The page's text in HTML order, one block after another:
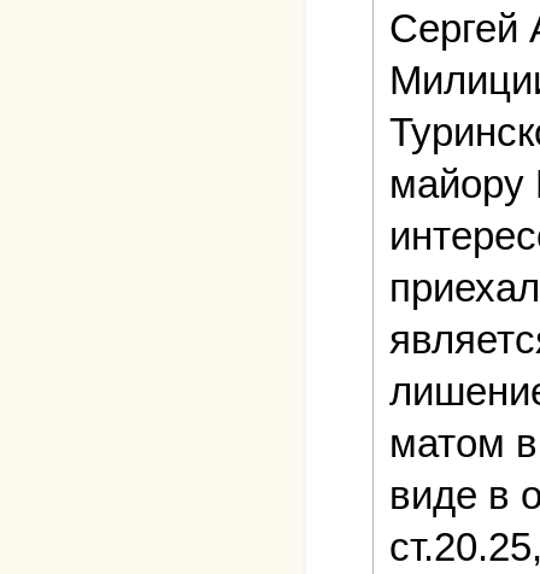
Сергей
майору
матом
виде в